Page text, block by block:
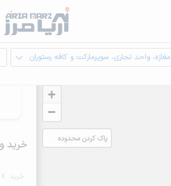
مغازه، واحد تجاری، سوپرمارکت و کافه رستوران
+
−
پاک کردن محدوده
خرید و
خرید